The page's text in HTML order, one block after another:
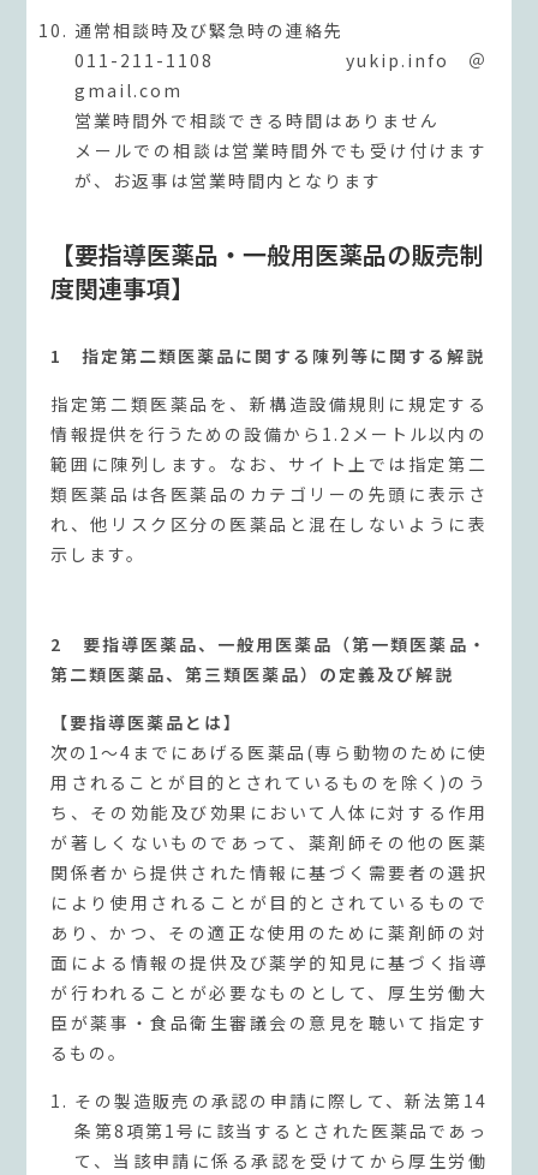
通常相談時及び緊急時の連絡先
011-211-1108 yukip.info＠
gmail.com
営業時間外で相談できる時間はありません
メールでの相談は営業時間外でも受け付けます
が、お返事は営業時間内となります
【要指導医薬品・一般用医薬品の販売制
度関連事項】
1 指定第二類医薬品に関する陳列等に関する解説
指定第二類医薬品を、新構造設備規則に規定する
情報提供を行うための設備から1.2メートル以内の
範囲に陳列します。なお、サイト上では指定第二
類医薬品は各医薬品のカテゴリーの先頭に表示さ
れ、他リスク区分の医薬品と混在しないように表
示します。
2 要指導医薬品、一般用医薬品（第一類医薬品・
第二類医薬品、第三類医薬品）の定義及び解説
【要指導医薬品とは】
次の1〜4までにあげる医薬品(専ら動物のために使
用されることが目的とされているものを除く)のう
ち、その効能及び効果において人体に対する作用
が著しくないものであって、薬剤師その他の医薬
関係者から提供された情報に基づく需要者の選択
により使用されることが目的とされているもので
あり、かつ、その適正な使用のために薬剤師の対
面による情報の提供及び薬学的知見に基づく指導
が行われることが必要なものとして、厚生労働大
臣が薬事・食品衛生審議会の意見を聴いて指定す
るもの。
その製造販売の承認の申請に際して、新法第14
条第8項第1号に該当するとされた医薬品であっ
て、当該申請に係る承認を受けてから厚生労働